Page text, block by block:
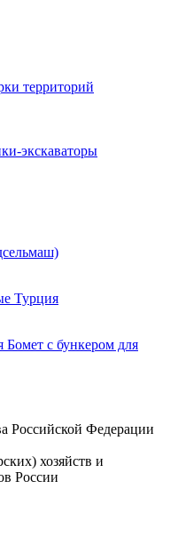
территорий
экскаваторы
Турция
Бомет с бункером для
Российской Федерации
хозяйств и
России